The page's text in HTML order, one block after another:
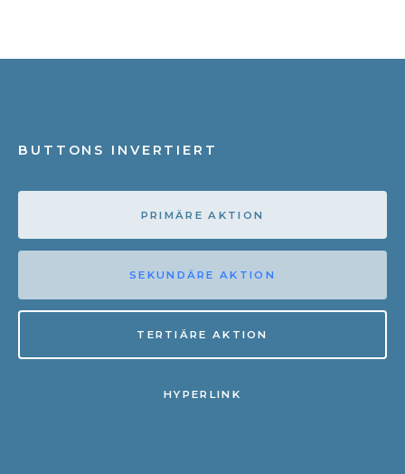
BUTTONS INVERTIERT
PRIMÄRE AKTION
SEKUNDÄRE AKTION
TERTIÄRE AKTION
HYPERLINK